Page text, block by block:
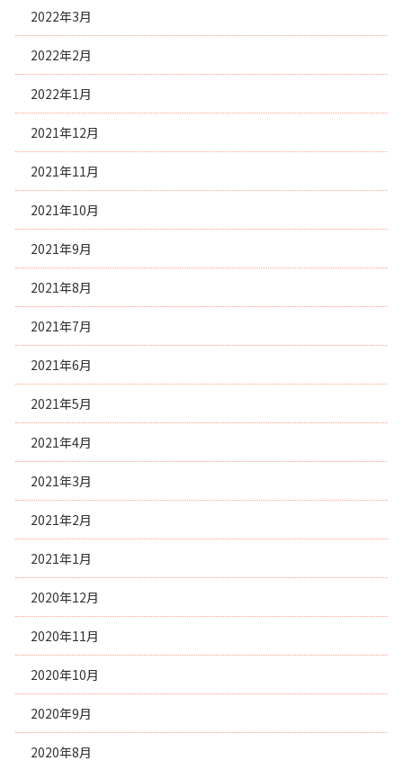
2022年3月
2022年2月
2022年1月
2021年12月
2021年11月
2021年10月
2021年9月
2021年8月
2021年7月
2021年6月
2021年5月
2021年4月
2021年3月
2021年2月
2021年1月
2020年12月
2020年11月
2020年10月
2020年9月
2020年8月